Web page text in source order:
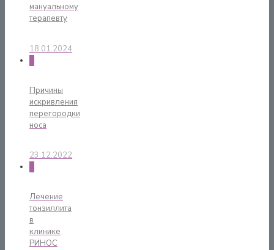
мануальному
терапевту
18.01.2024
Причины
искривления
перегородки
носа
23.12.2022
Лечение
тонзиллита
в
клинике
РИНОС